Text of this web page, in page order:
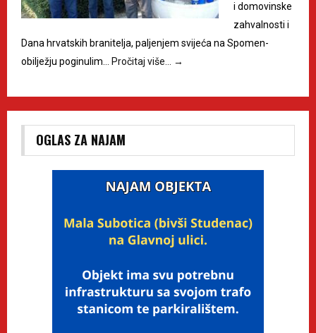
i domovinske
zahvalnosti i
Dana hrvatskih branitelja, paljenjem svijeća na Spomen-
obilježju poginulim… Pročitaj više… →
OGLAS ZA NAJAM